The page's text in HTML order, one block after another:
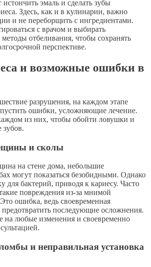
эмаль и сделать зубы
Здесь, как и в кулинарии, важно
и не переборщить с ингредиентами.
с врачом и выбирать
отбеливания, чтобы сохранять
перспективе.
и возможные ошибки в
разрушения, на каждом этапе
ошибки, усложняющие лечение.
из них, чтобы обойти ловушки и
зубов.
и сколы
на стене дома, небольшие
могут показаться безобидными. Однако
для бактерий, приводя к кариесу. Часто
повреждения из-за мнимой
ошибка, ведь своевременная
предотвратить последующие осложнения.
на любые изменения и своевременно
и неправильная установка